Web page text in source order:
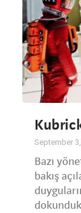
September
Bazı
bakış